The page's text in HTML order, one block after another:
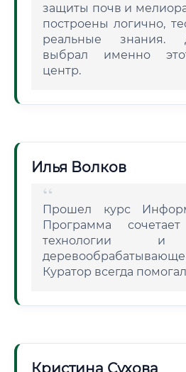
защиты почв и
построены логично,
реальные знания.
выбрал именно
центр.
Илья Волков
Прошел курс
Программа
технологии и
Куратор всегда
Кристина Сухова